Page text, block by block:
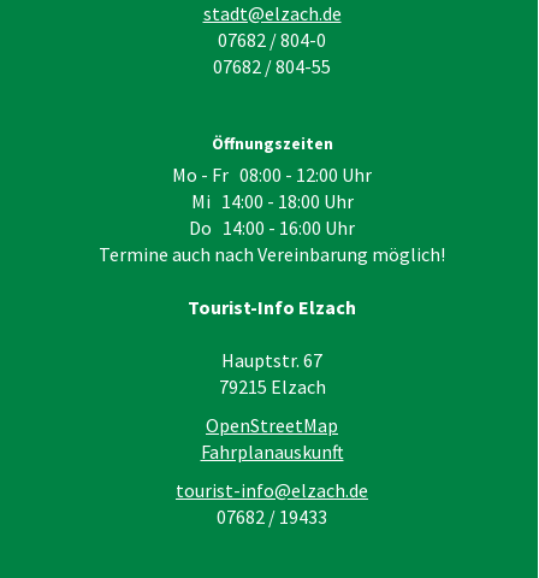
stadt@elzach.de
07682 / 804-0
07682 / 804-55
Öffnungszeiten
Mo - Fr 08:00 - 12:00 Uhr
Mi 14:00 - 18:00 Uhr
Do 14:00 - 16:00 Uhr
Termine auch nach Vereinbarung möglich!
Tourist-Info Elzach
Hauptstr. 67
79215 Elzach
OpenStreetMap
Fahrplanauskunft
tourist-info@elzach.de
07682 / 19433